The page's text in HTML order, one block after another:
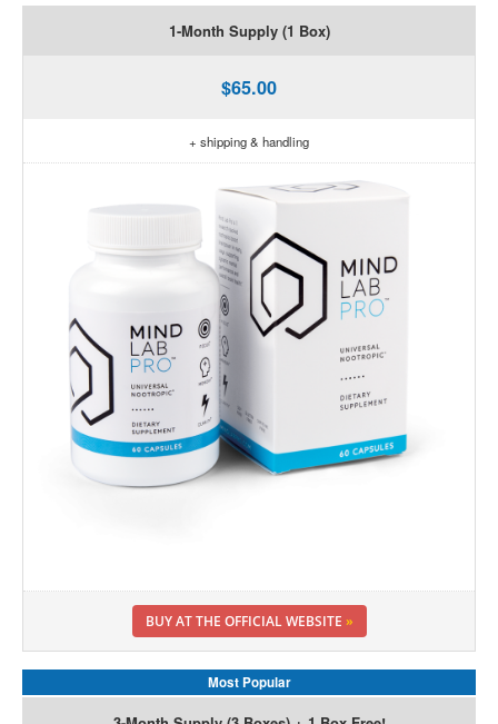
1-Month Supply (1 Box)
$65.00
+ shipping & handling
BUY AT THE OFFICIAL WEBSITE »
Most Popular